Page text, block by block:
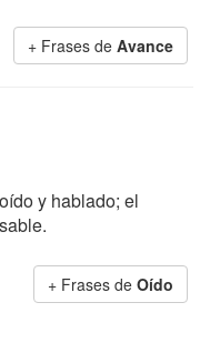
+ Frases de Avance
y hablado; el
+ Frases de Oído